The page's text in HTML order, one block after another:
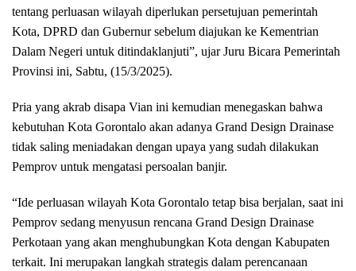
tentang perluasan wilayah diperlukan persetujuan pemerintah
Kota, DPRD dan Gubernur sebelum diajukan ke Kementrian
Dalam Negeri untuk ditindaklanjuti”, ujar Juru Bicara Pemerintah
Provinsi ini, Sabtu, (15/3/2025).
Pria yang akrab disapa Vian ini kemudian menegaskan bahwa
kebutuhan Kota Gorontalo akan adanya Grand Design Drainase
tidak saling meniadakan dengan upaya yang sudah dilakukan
Pemprov untuk mengatasi persoalan banjir.
“Ide perluasan wilayah Kota Gorontalo tetap bisa berjalan, saat ini
Pemprov sedang menyusun rencana Grand Design Drainase
Perkotaan yang akan menghubungkan Kota dengan Kabupaten
terkait. Ini merupakan langkah strategis dalam perencanaan